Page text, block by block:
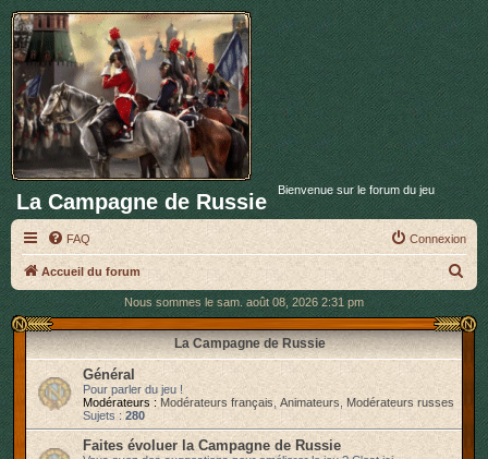
La Campagne de Russie Bienvenue sur le forum du jeu
FAQ Connexion
Accueil du forum
e
c
Nous sommes le sam. août 08, 2026 2:31 pm
La Campagne de Russie
Général
Pour parler du jeu !
Modérateurs : Modérateurs français Animateurs
Modérateurs russes
Sujets : 280
Faites évoluer la Campagne de Russie